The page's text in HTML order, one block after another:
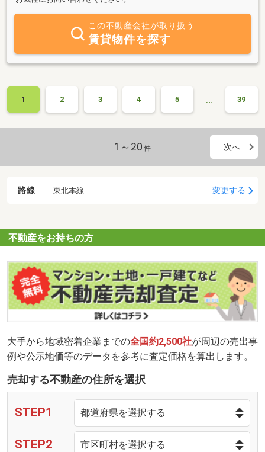
この不動産会社が取り扱う
賃貸物件を探す
1 2 3 4 5 … 39
1～20 件 次へ
路線 東北本線 変更する
不動産をお持ちの方
大手から地域密着企業までの全国約2,500社が周辺の売出事
例や公示地価等のデータを参考に査定価格を算出します。
売却する不動産の住所を選択
STEP1
STEP2